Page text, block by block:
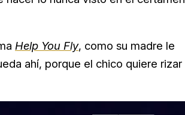
Help You Fly, como su madre le
ahí, porque el chico quiere rizar